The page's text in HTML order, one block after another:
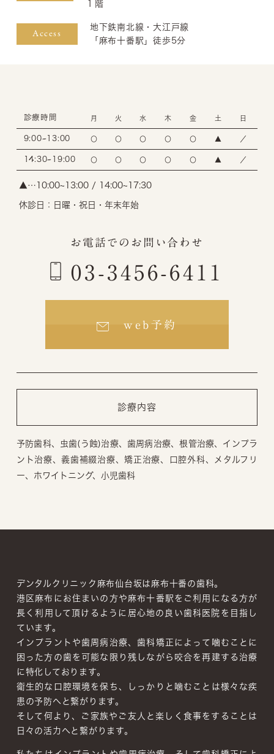
１階
Access
地下鉄南北線・大江戸線
「麻布十番駅」徒歩5分
診療時間 月 火 水 木 金 土 日
9:00~13:00 〇 〇 〇 〇 〇 ▲ ／
14:30~19:00 〇 〇 〇 〇 〇 ▲ ／
▲…10:00~13:00 / 14:00~17:30
休診日： 日曜・祝日・年末年始
お電話でのお問い合わせ
03-3456-6411
web予約
診療内容
予防歯科、虫歯(う蝕)治療、歯周病治療、根管治療、インプラ
ント治療、義歯補綴治療、矯正治療、口腔外科、メタルフリ
ー、ホワイトニング、小児歯科
デンタルクリニック麻布仙台坂は麻布十番の歯科。
港区麻布にお住まいの方や麻布十番駅をご利用になる方が
長く利用して頂けるように居心地の良い歯科医院を目指し
ています。
インプラントや歯周病治療、歯科矯正によって噛むことに
困った方の歯を可能な限り残しながら咬合を再建する治療
に特化しております。
衛生的な口腔環境を保ち、しっかりと噛むことは様々な疾
患の予防へと繋がります。
そして何より、ご家族やご友人と楽しく食事をすることは
日々の活力へと繋がります。